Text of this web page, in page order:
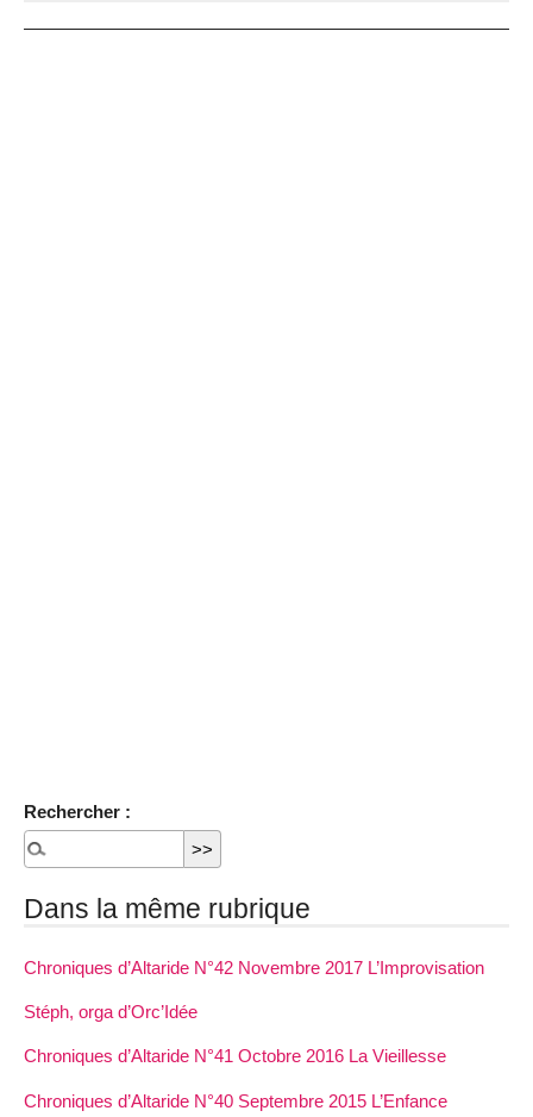
Rechercher :
Dans la même rubrique
Chroniques d’Altaride N°42 Novembre 2017 L’Improvisation
Stéph, orga d’Orc’Idée
Chroniques d’Altaride N°41 Octobre 2016 La Vieillesse
Chroniques d’Altaride N°40 Septembre 2015 L’Enfance